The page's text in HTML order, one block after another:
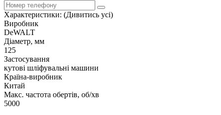
Характеристики: (Дивитись усі)
Виробник
DeWALT
Діаметр, мм
125
Застосування
кутові шліфувальні машини
Країна-виробник
Китай
Макс. частота обертів, об/хв
5000